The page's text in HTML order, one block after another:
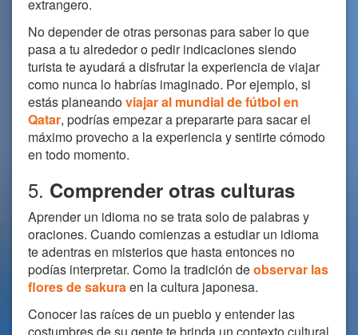
extrangero.
No depender de otras personas para saber lo que
pasa a tu alrededor o pedir indicaciones siendo
turista te ayudará a disfrutar la experiencia de viajar
como nunca lo habrías imaginado. Por ejemplo, si
estás planeandoviajar al mundial de fútbol en
Qatar, podrías empezar a prepararte para sacar el
máximo provecho a la experiencia y sentirte cómodo
en todo momento.
5. Comprender otras culturas
Aprender un idioma no se trata solo de palabras y
oraciones. Cuando comienzas a estudiar un idioma
te adentras en misterios que hasta entonces no
podías interpretar. Como la tradición deobservar las
flores de sakuraen la cultura japonesa.
Conocer las raíces de un pueblo y entender las